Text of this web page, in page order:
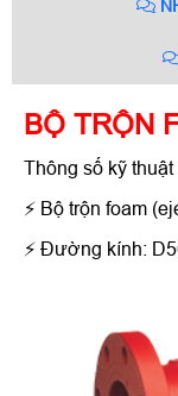
BỘ TRỘN
Thông số kỹ thuật
⚡ Bộ trộn foam
⚡ Đường kính: